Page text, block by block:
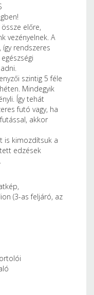
előre,
vezényelnek. A
rendszeres
szintig 5 féle
Mindegyik
Így tehát
futó vagy, ha
akkor
is kimozdítsuk a
edzések
(3-as feljáró, az